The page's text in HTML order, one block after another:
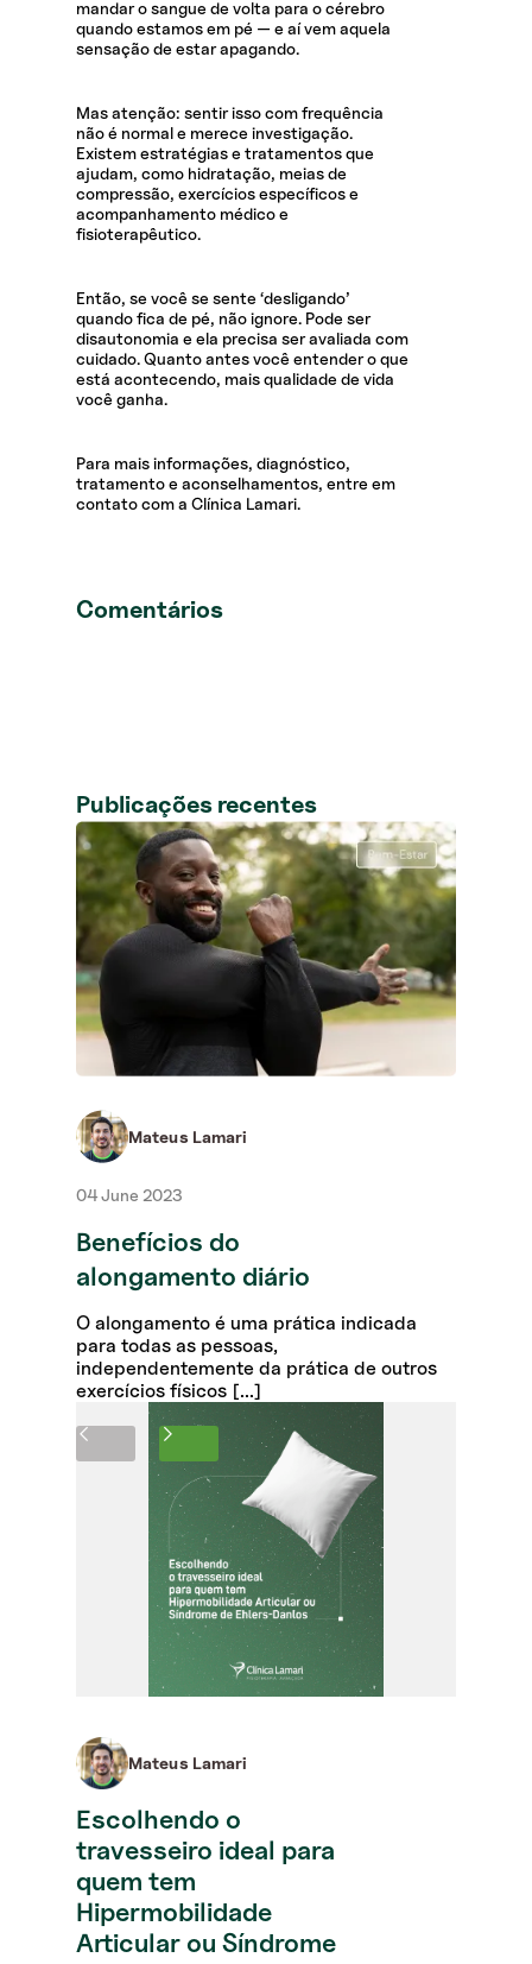
mandar o sangue de volta para o cérebro
quando estamos em pé — e aí vem aquela
sensação de estar apagando.
Mas atenção: sentir isso com frequência
não é normal e merece investigação.
Existem estratégias e tratamentos que
ajudam, como hidratação, meias de
compressão, exercícios específicos e
acompanhamento médico e
fisioterapêutico.
Então, se você se sente ‘desligando’
quando fica de pé, não ignore. Pode ser
disautonomia e ela precisa ser avaliada com
cuidado. Quanto antes você entender o que
está acontecendo, mais qualidade de vida
você ganha.
Para mais informações, diagnóstico,
tratamento e aconselhamentos, entre em
contato com a Clínica Lamari.
Comentários
Publicações recentes
Mateus Lamari
04 June 2023
Benefícios do
alongamento diário
O alongamento é uma prática indicada
para todas as pessoas,
independentemente da prática de outros
exercícios físicos [...]
Mateus Lamari
Escolhendo o
travesseiro ideal para
quem tem
Hipermobilidade
Articular ou Síndrome